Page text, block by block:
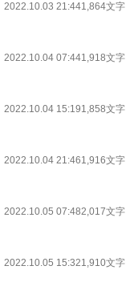
2022.10.03 21:441,864文字
2022.10.04 07:441,918文字
2022.10.04 15:191,858文字
2022.10.04 21:461,916文字
2022.10.05 07:482,017文字
2022.10.05 15:321,910文字